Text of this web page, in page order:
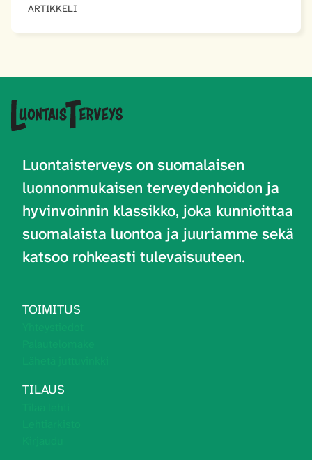
ARTIKKELI
Luontaisterveys on suomalaisen
luonnonmukaisen terveydenhoidon ja
hyvinvoinnin klassikko, joka kunnioittaa
suomalaista luontoa ja juuriamme sekä
katsoo rohkeasti tulevaisuuteen.
TOIMITUS
TILAUS